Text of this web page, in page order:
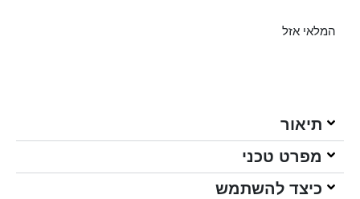
המלאי אזל
תיאור
מפרט טכני
כיצד להשתמש